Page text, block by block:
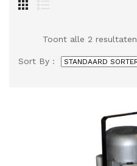
Toont alle 2 resultaten
Sort By :